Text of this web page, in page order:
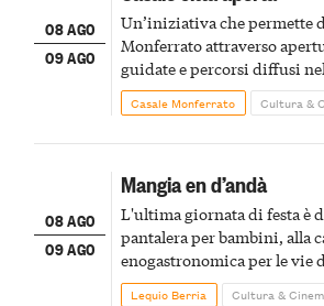
08 AGO
09 AGO
Un’iniziativa che permette
Monferrato attraverso
guidate e percorsi diffusi
Casale Monferrato Cultura &
08 AGO
09 AGO
Mangia en d’andà
L'ultima giornata di festa è
pantalera per bambini, alla
enogastronomica per le vie
pirotecnico
Lequio Berria Cultura &